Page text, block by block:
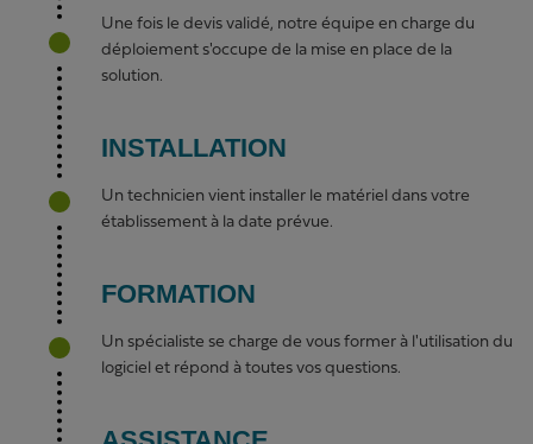
Une fois le devis validé, notre équipe en charge du
déploiement s'occupe de la mise en place de la
solution.
INSTALLATION
Un technicien vient installer le matériel dans votre
établissement à la date prévue.
FORMATION
Un spécialiste se charge de vous former à l'utilisation du
logiciel et répond à toutes vos questions.